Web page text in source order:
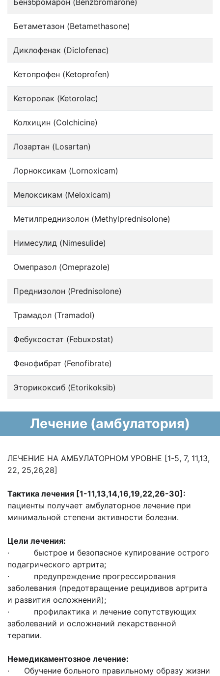
Бензбромарон (Benzbromarone)
Бетаметазон (Betamethasone)
Диклофенак (Diclofenac)
Кетопрофен (Ketoprofen)
Кеторолак (Ketorolac)
Колхицин (Colchicine)
Лозартан (Losartan)
Лорноксикам (Lornoxicam)
Мелоксикам (Meloxicam)
Метилпреднизолон (Methylprednisolone)
Нимесулид (Nimesulide)
Омепразол (Omeprazole)
Преднизолон (Prednisolone)
Трамадол (Tramadol)
Фебуксостат (Febuxostat)
Фенофибрат (Fenofibrate)
Эторикоксиб (Etorikoksib)
Лечение (амбулатория)
ЛЕЧЕНИЕ НА АМБУЛАТОРНОМ УРОВНЕ [1-5, 7, 11,13,
22, 25,26,28]
Тактика лечения [1-11,13,14,16,19,22,26-30]:
пациенты получает амбулаторное лечение при
минимальной степени активности болезни.
Цели лечения:
· быстрое и безопасное купирование острого
подагрического артрита;
· предупреждение прогрессирования
заболевания (предотвращение рецидивов артрита
и развития осложнений);
· профилактика и лечение сопутствующих
заболеваний и осложнений лекарственной
терапии.
Немедикаментозное лечение:
· Обучение больного правильному образу жизни